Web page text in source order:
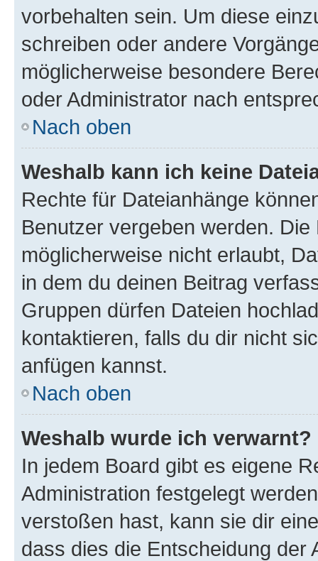
vorbehalten sein. Um diese
schreiben oder andere
möglicherweise besondere
oder Administrator nach
Nach oben
Weshalb kann ich keine
Rechte für Dateianhänge
Benutzer vergeben werden.
möglicherweise nicht erlaubt,
in dem du deinen Beitrag
Gruppen dürfen Dateien
kontaktieren, falls du dir nicht
anfügen kannst.
Nach oben
Weshalb wurde ich verwarnt?
In jedem Board gibt es eigene
Administration festgelegt
verstoßen hast, kann sie dir
dass dies die Entscheidung der